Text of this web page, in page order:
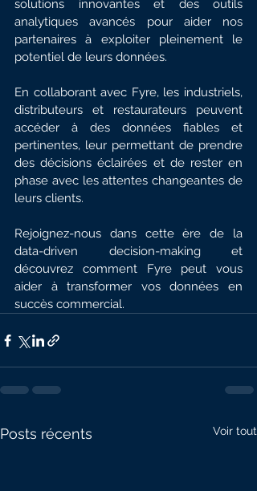
solutions innovantes et des outils
analytiques avancés pour aider nos
partenaires à exploiter pleinement le
potentiel de leurs données.
En collaborant avec Fyre, les industriels,
distributeurs et restaurateurs peuvent
accéder à des données fiables et
pertinentes, leur permettant de prendre
des décisions éclairées et de rester en
phase avec les attentes changeantes de
leurs clients.
Rejoignez-nous dans cette ère de la
data-driven decision-making et
découvrez comment Fyre peut vous
aider à transformer vos données en
succès commercial.
Posts récents Voir tout